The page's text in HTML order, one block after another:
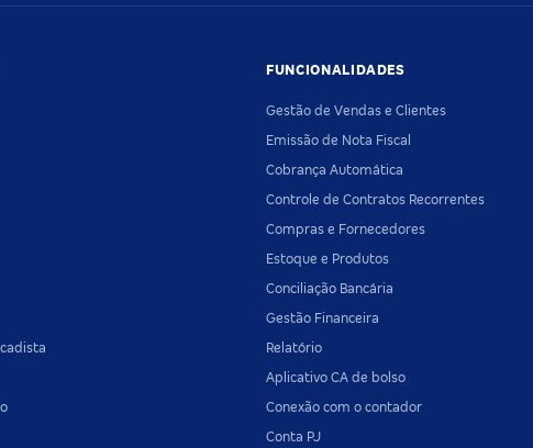
FUNCIONALIDADES
Gestão de Vendas e Clientes
Emissão de Nota Fiscal
Cobrança Automática
Controle de Contratos Recorrentes
Compras e Fornecedores
Estoque e Produtos
Conciliação Bancária
Gestão Financeira
Relatório
Aplicativo CA de bolso
Conexão com o contador
Conta PJ